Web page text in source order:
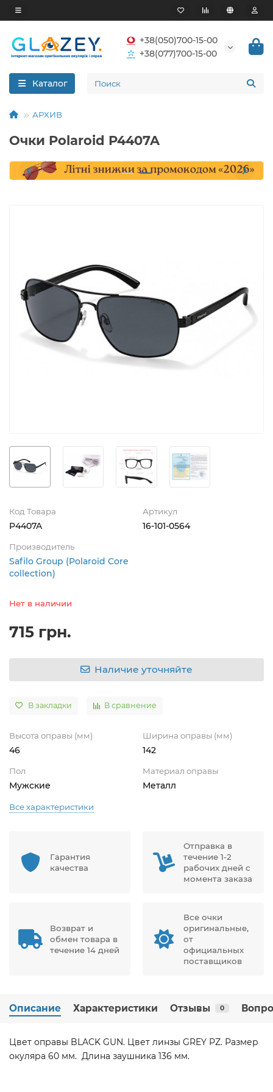
+38(050)700-15-00
+38(077)700-15-00
Каталог
АРХИВ
Очки Polaroid P4407A
Код Товара
P4407A
Артикул
16-101-0564
Производитель
Safilo Group (Polaroid Core
collection)
Нет в наличии
715 грн.
Наличие уточняйте
В закладки В сравнение
Высота оправы (мм)
46
Ширина оправы (мм)
142
Пол
Мужские
Материал оправы
Металл
Все характеристики
Гарантия
качества
Отправка в
течение 1-2
рабочих дней с
момента заказа
Возврат и
обмен товара в
течение 14 дней
Все очки
оригинальные,
от
официальных
поставщиков
Описание Характеристики Отзывы 0
Цвет оправы BLACK GUN. Цвет линзы GREY PZ. Размер
окуляра 60 мм. Длина заушника 136 мм.